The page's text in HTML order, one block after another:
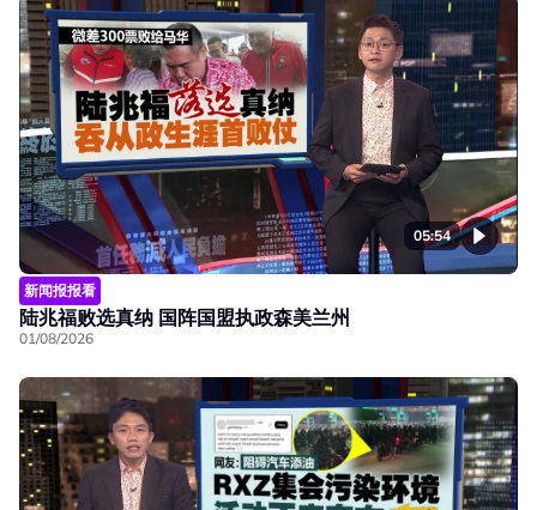
05:54
新闻报报看
陆兆福败选真纳 国阵国盟执政森美兰州
01/08/2026